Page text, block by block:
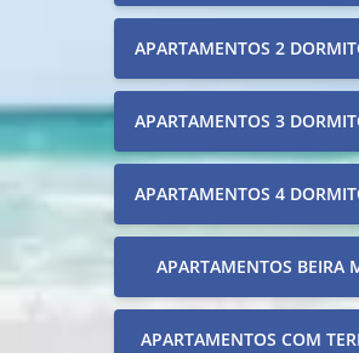
APARTAMENTOS 2
APARTAMENTOS 3
APARTAMENTOS 4
APARTAMENTOS BEIRA
APARTAMENTOS COM